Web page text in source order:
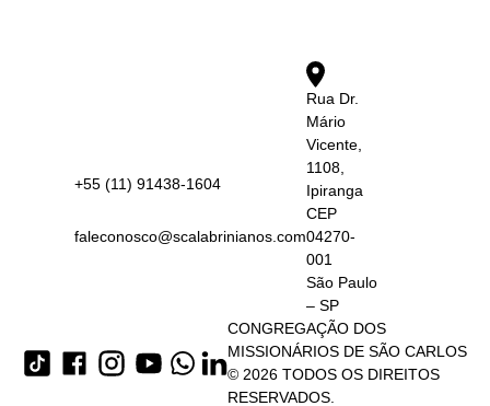
+55 (11) 91438-1604
faleconosco@scalabrinianos.com
Rua Dr.
Mário
Vicente,
1108,
Ipiranga
CEP
04270-
001
São Paulo
– SP
CONGREGAÇÃO DOS
MISSIONÁRIOS DE SÃO CARLOS
© 2026 TODOS OS DIREITOS
RESERVADOS.